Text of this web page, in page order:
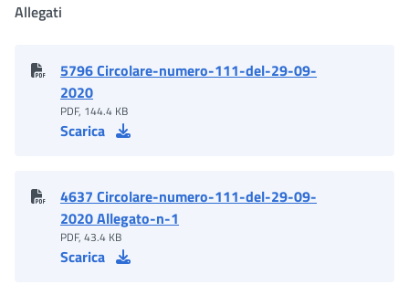
Allegati
5796 Circolare-numero-111-del-29-09-
2020
PDF, 144.4 KB
Scarica
4637 Circolare-numero-111-del-29-09-
2020 Allegato-n-1
PDF, 43.4 KB
Scarica